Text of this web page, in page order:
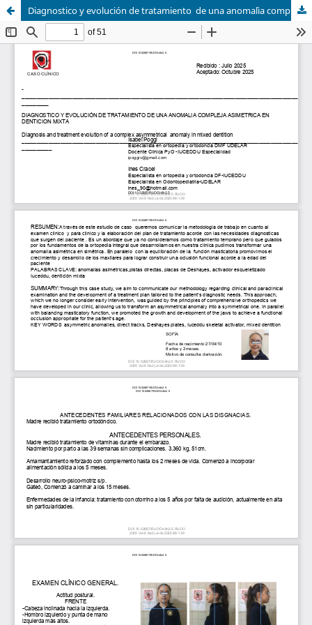
Diagnostico y evolución de tratamiento de una anomalìa compleja asimètrica en dentición mixta